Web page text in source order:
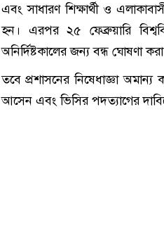
এবং সাধারণ শিক্ষার্থী ও
হন। এরপর ২৫ ফেব্রুয়ারি
অনির্দিষ্টকালের জন্য বন্ধ ঘোষণা
তবে প্রশাসনের নিষেধাজ্ঞা অমান্য
আসেন এবং ভিসির পদত্যাগের